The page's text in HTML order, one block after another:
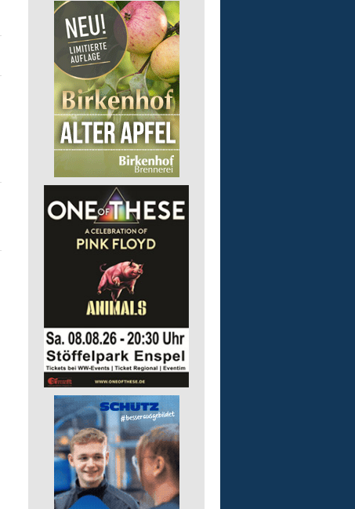
Pädagogische
für die Wohnstätte
Lebenshilfe im Landkreis
GmbH
57632 Flammersfeld